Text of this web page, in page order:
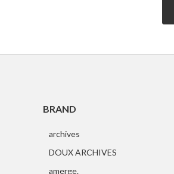
BRAND
archives
DOUX ARCHIVES
amerge.